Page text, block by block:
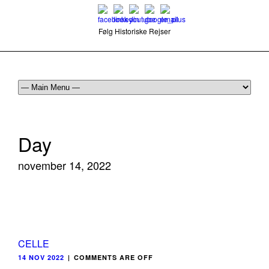
Følg Historiske Rejser
Day
november 14, 2022
CELLE
14 NOV 2022 | COMMENTS ARE OFF